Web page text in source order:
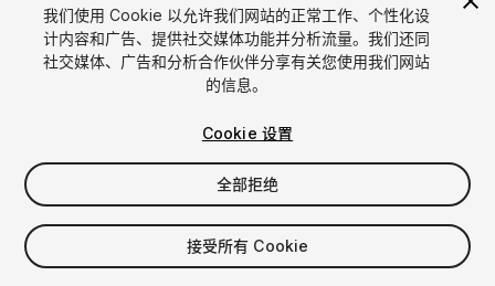
语言
日本語
通过Unity出售资源
出售资源
资源上传指南
发布商登录
常见问题
我们使用 Cookie 以允许我们网站的正常工作、个性化设
计内容和广告、提供社交媒体功能并分析流量。我们还同
社交媒体、广告和分析合作伙伴分享有关您使用我们网站
的信息。
Cookie 设置
全部拒绝
接受所有 Cookie